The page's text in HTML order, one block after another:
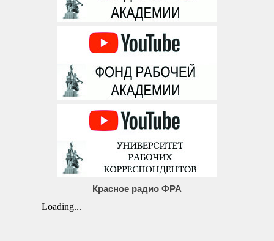
Красное радио ФРА